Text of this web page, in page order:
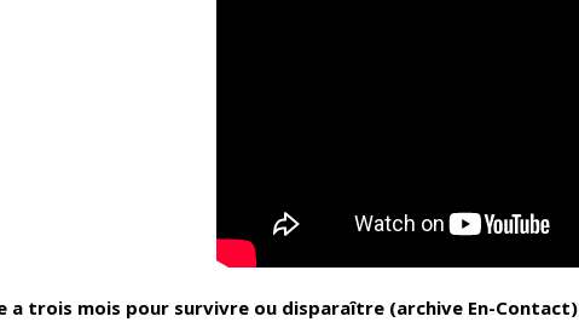
a trois mois pour survivre ou disparaître (archive En-Contact)